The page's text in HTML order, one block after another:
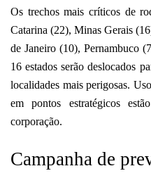
Os trechos mais críticos de
Catarina (22), Minas Gerais
de Janeiro (10), Pernambuco
16 estados serão deslocados
localidades mais perigosas.
em pontos estratégicos
corporação.
Campanha de